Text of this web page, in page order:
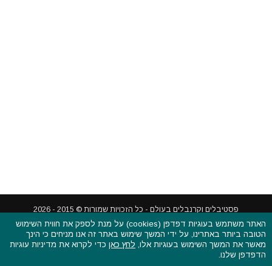
פסטיבלים וקרנבלים בעולם - כל הזכויות שמורות © 2015 - 2026
בשותפות עםCarniFest Online
ראשי
הצהרת נגישות אודות תקנון האתר ותנאי שימוש
מדיניות הפרטיות
הטובה ביותר באתרינו, על ידי המשך שימוש באתר זה אנו מניחים כי הינך
לחץ כאן
כדי לקרוא את מדיניות עוגיות
הדפדפן שלנו.